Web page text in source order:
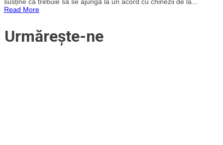
la
Read More
Urmărește-ne